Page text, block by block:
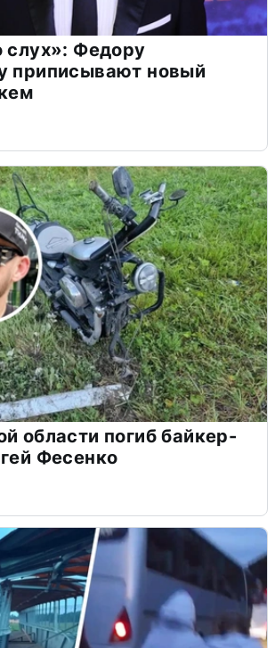
слух»: Федору
приписывают новый
области погиб байкер-
Фесенко